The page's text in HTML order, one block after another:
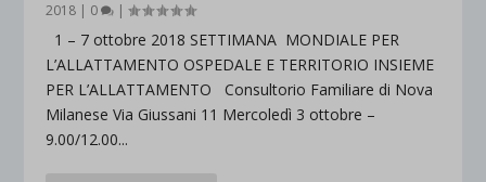
2018 | 0 |
1 – 7 ottobre 2018 SETTIMANA MONDIALE PER
L’ALLATTAMENTO OSPEDALE E TERRITORIO INSIEME
PER L’ALLATTAMENTO Consultorio Familiare di Nova
Milanese Via Giussani 11 Mercoledì 3 ottobre –
9.00/12.00...